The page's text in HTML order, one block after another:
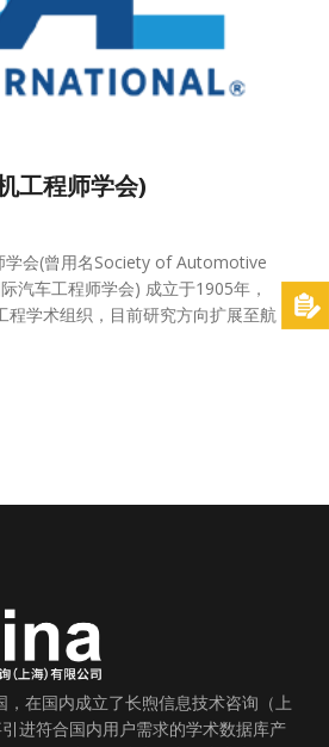
工程师学会)
学会(曾用名Society of Automotive
汽车工程师学会) 成立于1905年，
程学术组织，目前研究方向扩展至航
在国内成立了长煦信息技术咨询（上
进符合国内用户需求的学术数据库产